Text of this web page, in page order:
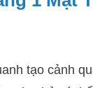
tạo cảnh